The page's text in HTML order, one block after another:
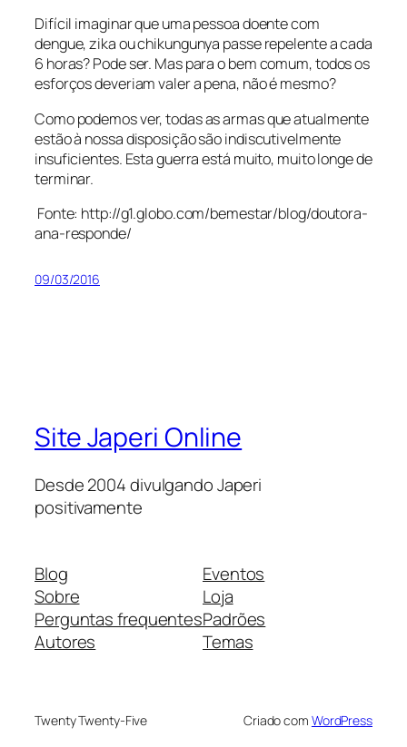
Difícil imaginar que uma pessoa doente com
dengue, zika ou chikungunya passe repelente a cada
6 horas? Pode ser. Mas para o bem comum, todos os
esforços deveriam valer a pena, não é mesmo?
Como podemos ver, todas as armas que atualmente
estão à nossa disposição são indiscutivelmente
insuficientes. Esta guerra está muito, muito longe de
terminar.
Fonte: http://g1.globo.com/bemestar/blog/doutora-
ana-responde/
09/03/2016
Site Japeri Online
Desde 2004 divulgando Japeri
positivamente
Blog
Sobre
Perguntas frequentes
Autores
Eventos
Loja
Padrões
Temas
Twenty Twenty-Five Criado com WordPress